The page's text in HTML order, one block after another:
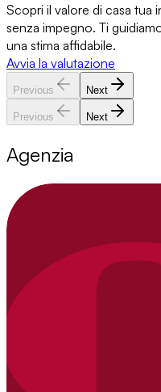
Scopri il valore di casa tua
senza impegno. Ti
una stima affidabile.
Avvia la valutazione
Previous Next
Previous Next
Agenzia